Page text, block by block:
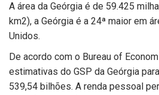
A área da Geórgia é de 59.425
km2), a Geórgia é a 24ª maior em
Unidos.
De acordo com o Bureau of
estimativas do GSP da Geórgia
539,54 bilhões. A renda pessoal